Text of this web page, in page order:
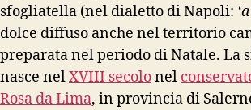
sfogliatella (nel dialetto di Napoli:
dolce diffuso anche nel territorio
preparata nel periodo di Natale. La
nasce nelXVIII secolonel
Rosa da Lima, in provincia di